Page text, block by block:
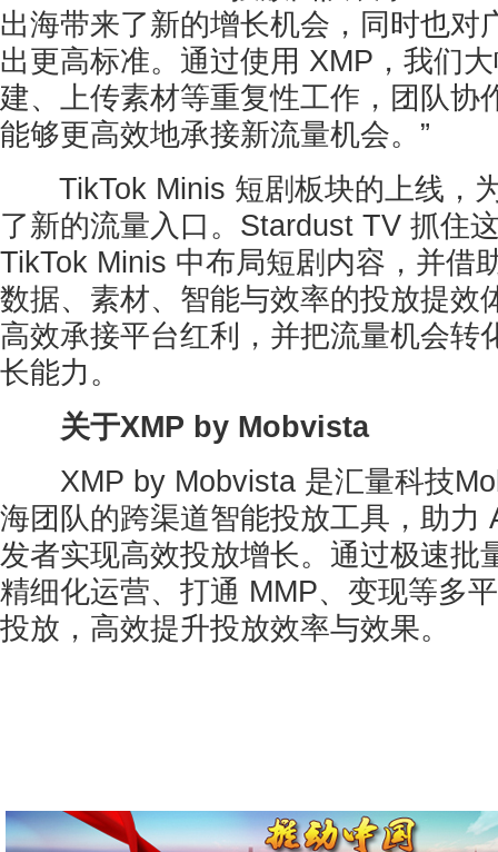
出海带来了新的增长机会，同时也对
出更高标准。通过使用 XMP，我们
建、上传素材等重复性工作，团队协
能够更高效地承接新流量机会。”
TikTok Minis 短剧板块的上线，
了新的流量入口。Stardust TV 抓住
TikTok Minis 中布局短剧内容，并借
数据、素材、智能与效率的投放提效
高效承接平台红利，并把流量机会转
长能力。
关于XMP by Mobvista
XMP by Mobvista 是汇量科技
海团队的跨渠道智能投放工具，助力
发者实现高效投放增长。通过极速批
精细化运营、打通 MMP、变现等多
投放，高效提升投放效率与效果。